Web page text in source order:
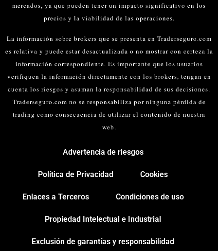
mercados, ya que pueden tener un impacto significativo en los
precios y la viabilidad de las operaciones.
La información sobre brokers que se presenta en Traderseguro.com
es relativa y puede estar desactualizada o no mostrar con certeza la
información correspondiente. Es importante que los usuarios
verifiquen la información directamente con los brokers, tengan en
cuenta los riesgos y asuman la responsabilidad de sus decisiones.
Traderseguro.com no se responsabiliza por ninguna pérdida de
trading como consecuencia de utilizar el contenido de nuestra
web.
Advertencia de riesgos
Política de Privacidad Cookies
Enlaces a Terceros Condiciones de uso
Propiedad Intelectual e Industrial
Exclusión de garantías y responsabilidad